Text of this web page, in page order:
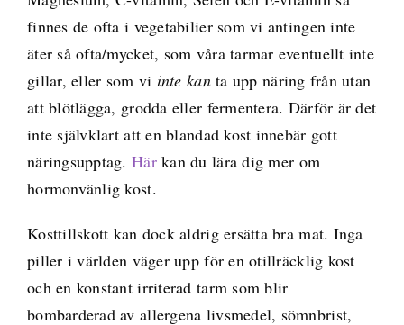
finnes de ofta i vegetabilier som vi antingen inte
äter så ofta/mycket, som våra tarmar eventuellt inte
gillar, eller som vi inte kanta upp näring från utan
att blötlägga, grodda eller fermentera. Därför är det
inte självklart att en blandad kost innebär gott
näringsupptag.Härkan du lära dig mer om
hormonvänlig kost.
Kosttillskott kan dock aldrig ersätta bra mat. Inga
piller i världen väger upp för en otillräcklig kost
och en konstant irriterad tarm som blir
bombarderad av allergena livsmedel, sömnbrist,